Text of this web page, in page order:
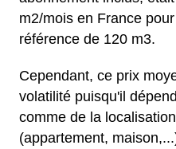
m2/mois en France
référence de 120 m3.
Cependant, ce prix
volatilité puisqu'il
comme de la
(appartement,